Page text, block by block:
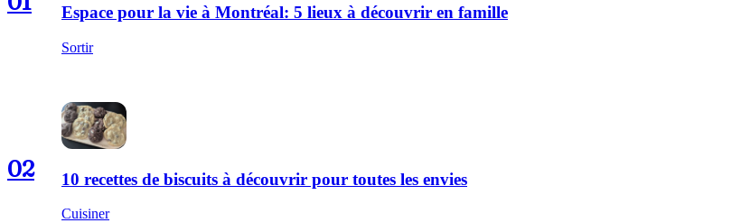
Espace pour la vie à Montréal: 5 lieux à découvrir en famille
Sortir
02 10 recettes de biscuits à découvrir pour toutes les envies
Cuisiner